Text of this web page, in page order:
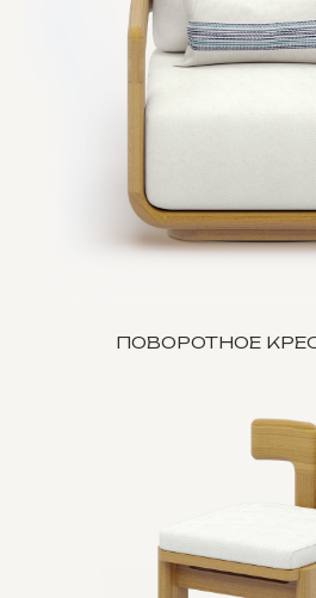
ПОВОРОТНОЕ